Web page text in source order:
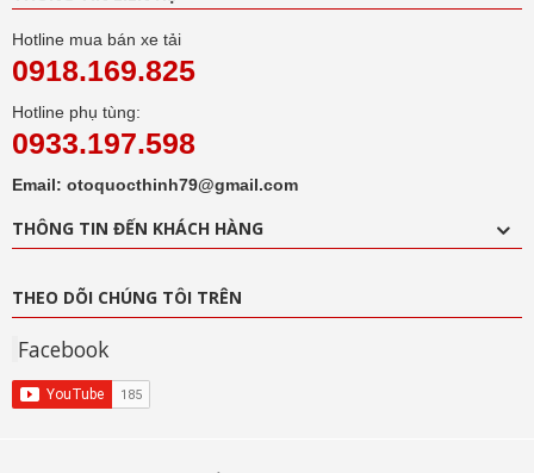
Hotline mua bán xe tải
0918.169.825
Hotline phụ tùng:
0933.197.598
Email: otoquocthinh79@gmail.com
THÔNG TIN ĐẾN KHÁCH HÀNG
THEO DÕI CHÚNG TÔI TRÊN
Facebook